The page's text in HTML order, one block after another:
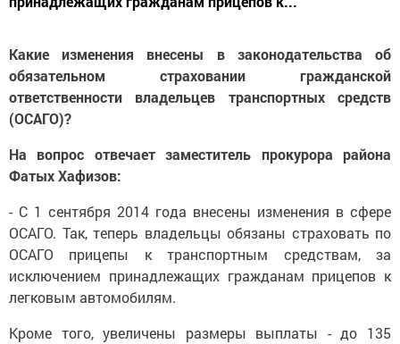
Какие изменения внесены в законодательства об
обязательном страховании гражданской
ответственности владельцев транспортных средств
(ОСАГО)?
На вопрос отвечает заместитель прокурора района
Фатых Хафизов:
- С 1 сентября 2014 года внесены изменения в сфере
ОСАГО. Так, теперь владельцы обязаны страховать по
ОСАГО прицепы к транспортным средствам, за
исключением принадлежащих гражданам прицепов к
легковым автомобилям.
Кроме того, увеличены размеры выплаты - до 135